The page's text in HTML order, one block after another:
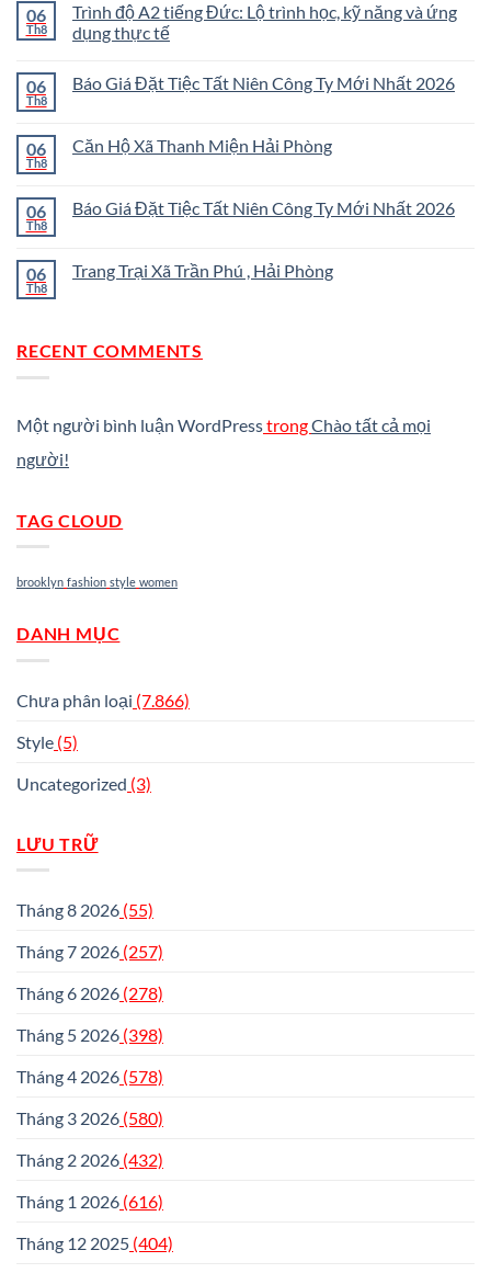
06
Th8
Trình độ A2 tiếng Đức: Lộ trình học, kỹ năng và ứng
dụng thực tế
06
Th8
Báo Giá Đặt Tiệc Tất Niên Công Ty Mới Nhất 2026
06
Th8
Căn Hộ Xã Thanh Miện Hải Phòng
06
Th8
Báo Giá Đặt Tiệc Tất Niên Công Ty Mới Nhất 2026
06
Th8
Trang Trại Xã Trần Phú , Hải Phòng
RECENT COMMENTS
Một người bình luận WordPresstrongChào tất cả mọi
người!
TAG CLOUD
brooklyn fashion style women
DANH MỤC
Chưa phân loại (7.866)
Style (5)
Uncategorized (3)
LƯU TRỮ
Tháng 8 2026 (55)
Tháng 7 2026 (257)
Tháng 6 2026 (278)
Tháng 5 2026 (398)
Tháng 4 2026 (578)
Tháng 3 2026 (580)
Tháng 2 2026 (432)
Tháng 1 2026 (616)
Tháng 12 2025 (404)